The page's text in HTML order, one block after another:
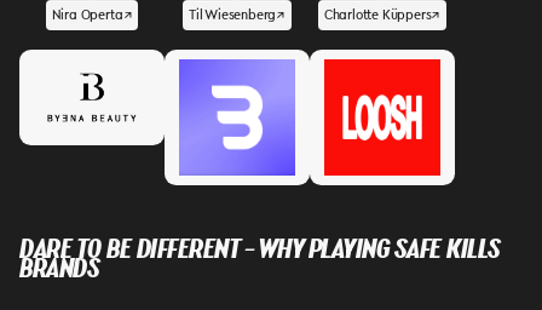
Nira Operta↗︎ Til Wiesenberg↗︎ Charlotte Küppers↗︎
DARE TO BE DIFFERENT – WHY PLAYING SAFE KILLS
BRANDS